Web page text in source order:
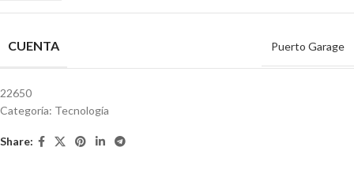
CUENTA Puerto Garage
22650
Categoría: Tecnología
Share: